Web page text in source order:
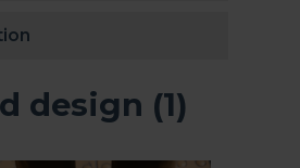
design (1)